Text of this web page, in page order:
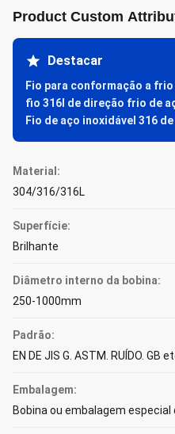
Product Custom
Destacar
Fio para conformação a
fio 316l de direção frio de
Fio de aço inoxidável 316 de
Material:
304/316/316L
Superfície:
Brilhante
Diâmetro interno da bobina:
250-1000mm
Padrão:
EN DE JIS G. ASTM. RUÍDO. GB
Embalagem:
Bobina ou embalagem especial